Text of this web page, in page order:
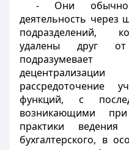
- Они обычно
деятельность через
подразделений,
удалены друг
рассредоточение
функций, с
возникающими
практики
бухгалтерского, в